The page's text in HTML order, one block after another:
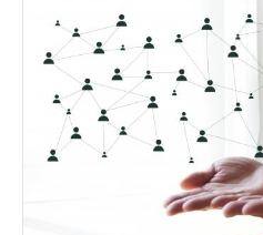
作が難しいと感じている方々。 限ら
商品を効果的にアピールするために
作成できる方法を模索している方に最適です。 ★自社の
を動画で効果的に紹介したいが、プロ
管理職★ サービスや商品の魅力を伝える動画を作りたいが、予算の制約
からプロの動画制作会社に依頼できな
に動画を作成できる手法を探しており
動画を制作し、顧客に直接アピール
★社内、社外向けのマニュアル動画の作成
育や新人研修のためのマニュアル動画